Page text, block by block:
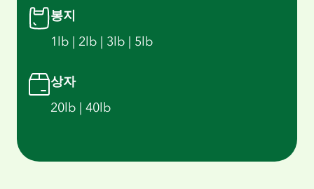
봉지
1lb | 2lb | 3lb | 5lb
상자
20lb | 40lb